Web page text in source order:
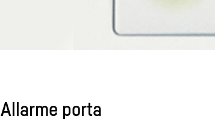
Allarme porta